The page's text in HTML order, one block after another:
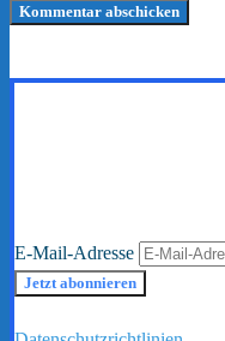
E-Mail-Adresse